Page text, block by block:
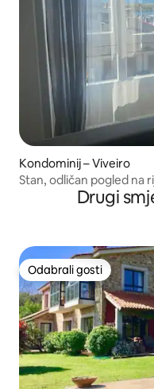
Kondominij – Viveiro
Stan, odličan pogled na
Drugi
Odabrali gosti
Odabrali gosti